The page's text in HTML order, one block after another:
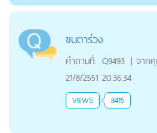
ขนตาร่วง
คำถามที่: Q9493 | จาก
21/8/2551 20:36:34
VIEWS 8415